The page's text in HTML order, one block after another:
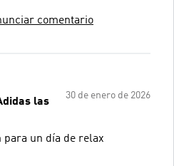
comentario
30 de enero de 2026
las
para un día de relax